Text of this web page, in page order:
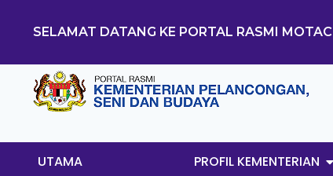
SELAMAT DATANG KE PORTAL RASMI MOTAC
UTAMA PROFIL KEMENTERIAN